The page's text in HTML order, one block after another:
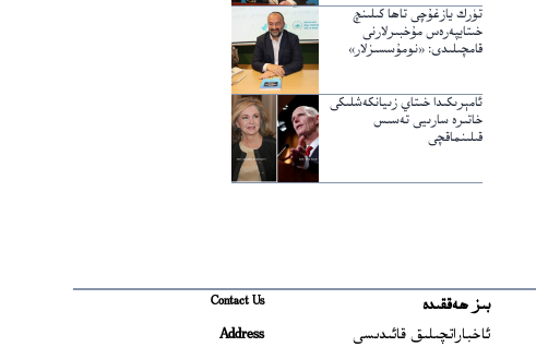
تۈرك يازغۇچى تاھا كىلىنچ
خىتايپەرەس مۇخبىرلارنى
قامچىلىدى: «نومۇسسىزلار»
ئامېرىكىدا خىتاي زىيانكەشلىكى
خاتىرە سارىيى تەسىس
قىلىنماقچى
Opens in
بىز ھەققىدە
ئاخباراتچىلىق قائىدىسى
Contact Us
Address